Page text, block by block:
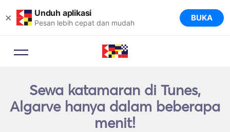
× Unduh aplikasi
Pesan lebih cepat dan mudah BUKA
Sewa katamaran di Tunes,
Algarve hanya dalam beberapa
menit!